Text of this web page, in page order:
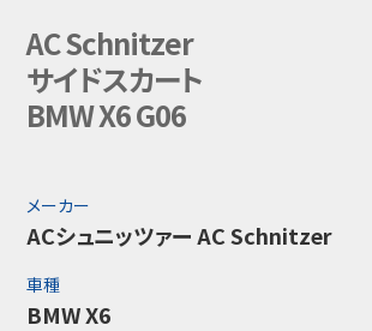
AC Schnitzer
サイドスカート
BMW X6 G06
メーカー
ACシュニッツァー AC Schnitzer
車種
BMW X6